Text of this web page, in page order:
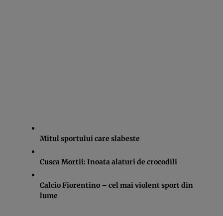
Mitul sportului care slabeste
Cusca Mortii: Inoata alaturi de crocodili
Calcio Fiorentino – cel mai violent sport din
lume